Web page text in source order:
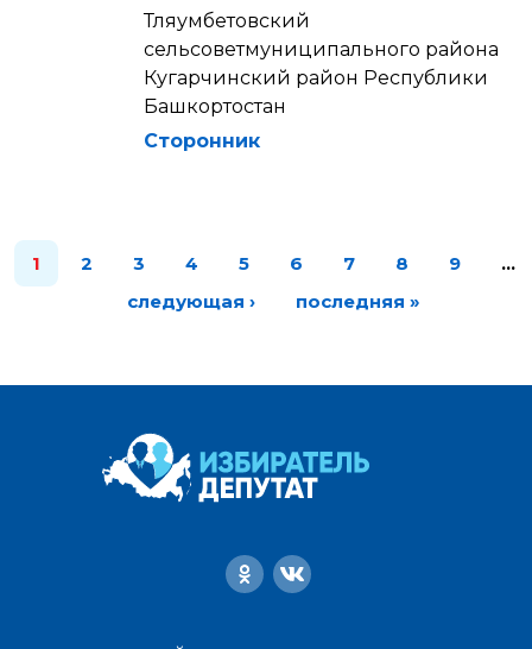
Тляумбетовский
сельсоветмуниципального района
Кугарчинский район Республики
Башкортостан
Сторонник
1 2 3 4 5 6 7 8 9
…
следующая ›
последняя »